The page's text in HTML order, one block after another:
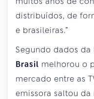
distribuídos, de
e brasileiras.”
Segundo dados da
Brasil melhorou o
mercado entre as
emissora saltou